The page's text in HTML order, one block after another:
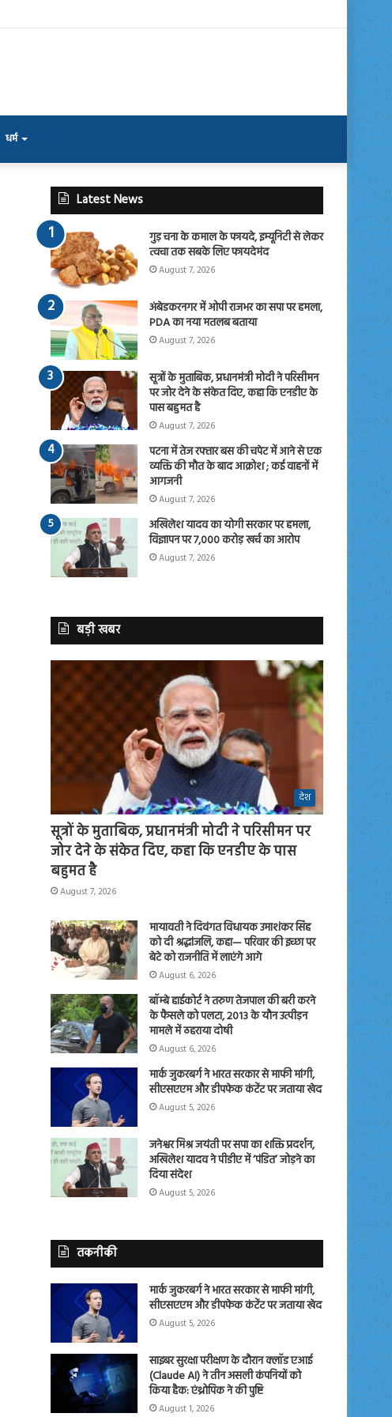
धर्म
Latest News
गुड़ चना के कमाल के फायदे, इम्यूनिटी से लेकर
त्वचा तक सबके लिए फायदेमंद
August 7, 2026
अंबेडकरनगर में ओपी राजभर का सपा पर हमला,
PDA का नया मतलब बताया
August 7, 2026
सूत्रों के मुताबिक, प्रधानमंत्री मोदी ने परिसीमन
पर जोर देने के संकेत दिए, कहा कि एनडीए के
पास बहुमत है
August 7, 2026
पटना में तेज रफ्तार बस की चपेट में आने से एक
व्यक्ति की मौत के बाद आक्रोश ; कई वाहनों में
आगजनी
August 7, 2026
अखिलेश यादव का योगी सरकार पर हमला,
विज्ञापन पर 7,000 करोड़ खर्च का आरोप
August 7, 2026
बड़ी खबर
देश
सूत्रों के मुताबिक, प्रधानमंत्री मोदी ने परिसीमन पर
जोर देने के संकेत दिए, कहा कि एनडीए के पास
बहुमत है
August 7, 2026
मायावती ने दिवंगत विधायक उमाशंकर सिंह
को दी श्रद्धांजलि, कहा— परिवार की इच्छा पर
बेटे को राजनीति में लाएंगे आगे
August 6, 2026
बॉम्बे हाईकोर्ट ने तरुण तेजपाल की बरी करने
के फैसले को पलटा, 2013 के यौन उत्पीड़न
मामले में ठहराया दोषी
August 6, 2026
मार्क जुकरबर्ग ने भारत सरकार से माफी मांगी,
सीएसएएम और डीपफेक कंटेंट पर जताया खेद
August 5, 2026
जनेश्वर मिश्र जयंती पर सपा का शक्ति प्रदर्शन,
अखिलेश यादव ने पीडीए में ‘पंडित’ जोड़ने का
दिया संदेश
August 5, 2026
तकनीकी
मार्क जुकरबर्ग ने भारत सरकार से माफी मांगी,
सीएसएएम और डीपफेक कंटेंट पर जताया खेद
August 5, 2026
साइबर सुरक्षा परीक्षण के दौरान क्लॉड एआई
(Claude AI) ने तीन असली कंपनियों को
किया हैक: एंथ्रोपिक ने की पुष्टि
August 1, 2026